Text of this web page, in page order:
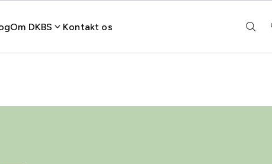
Om DKBS Kontakt os